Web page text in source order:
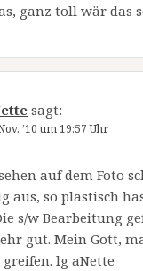
ganz toll wär das
sagt:
’10 um 19:57 Uhr
auf dem Foto
aus, so plastisch
s/w Bearbeitung
gut. Mein Gott,
lg aNette